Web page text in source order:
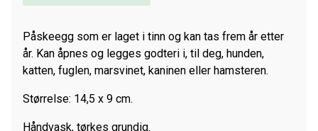
Påskeegg som er laget i tinn og kan tas frem år etter
år. Kan åpnes og legges godteri i, til deg, hunden,
katten, fuglen, marsvinet, kaninen eller hamsteren.
Størrelse: 14,5 x 9 cm.
Håndvask, tørkes grundig.